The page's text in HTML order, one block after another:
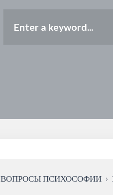
ВОПРОСЫ ПСИХОСОФИИ ›